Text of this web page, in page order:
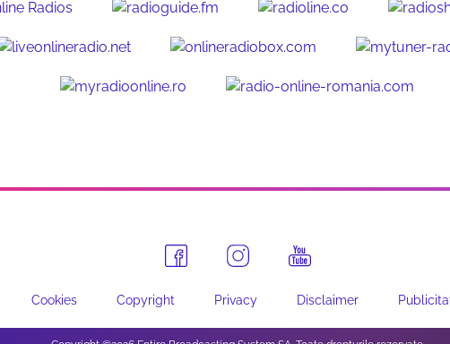
Cookies Copyright Privacy Disclaimer